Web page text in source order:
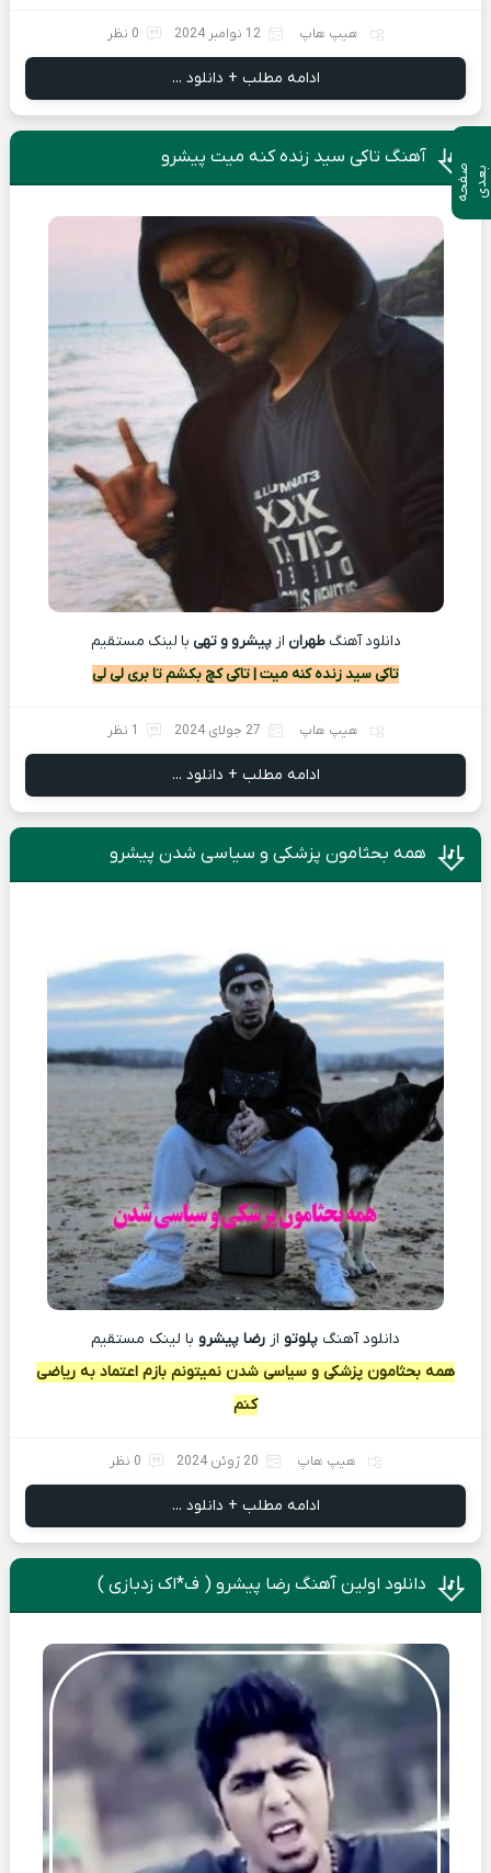
هیپ هاپ 12 نوامبر 2024 0 نظر
ادامه مطلب + دانلود ...
آهنگ تاکی سید زنده کنه میت پیشرو
دانلود آهنگطهران ازپیشرو و تهی با لينک مستقيم
تاکی سید زنده کنه میت | تاکی کچ بکشم تا بری لی لی
هیپ هاپ 27 جولای 2024 1 نظر
ادامه مطلب + دانلود ...
همه بحثامون پزشکی و سیاسی شدن پیشرو
دانلود آهنگ پلوتو از رضا پیشرو با لينک مستقيم
همه بحثامون پزشکی و سیاسی شدن نمیتونم بازم اعتماد به ریاضی
کنم
هیپ هاپ 20 ژوئن 2024 0 نظر
ادامه مطلب + دانلود ...
دانلود اولین آهنگ رضا پیشرو ( ف*اک زدبازی )
ص
ف
ح
ه ب ع
د ی